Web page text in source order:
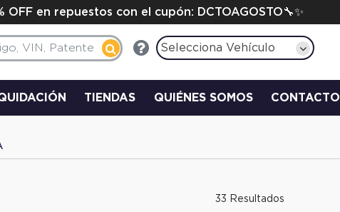
OFF en repuestos con el cupón: DCTOAGOSTO🔧✨
Selecciona Vehículo
TIENDAS QUIÉNES SOMOS CONTACTO
33 Resultados